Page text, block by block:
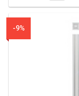
-9%